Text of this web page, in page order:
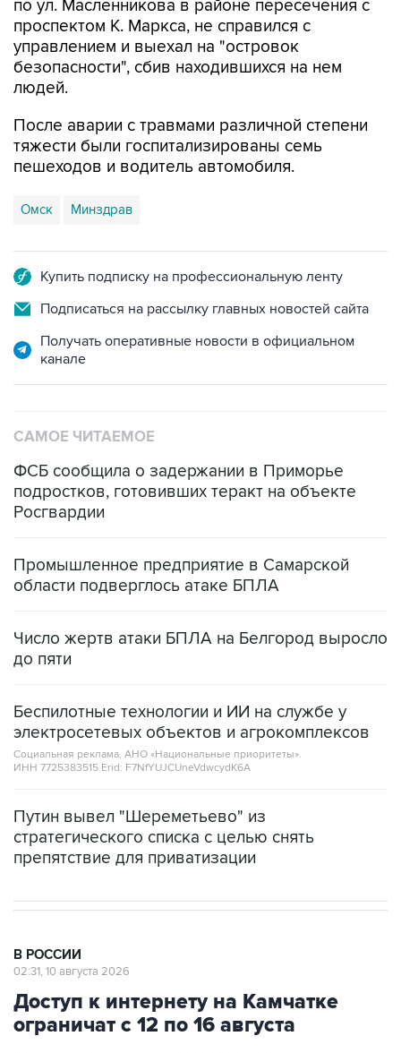
по ул. Масленникова в районе пересечения с
проспектом К. Маркса, не справился с
управлением и выехал на "островок
безопасности", сбив находившихся на нем
людей.
После аварии с травмами различной степени
тяжести были госпитализированы семь
пешеходов и водитель автомобиля.
Омск Минздрав
Купить подписку на профессиональную ленту
Подписаться на рассылку главных новостей сайта
Получать оперативные новости в официальном
канале
САМОЕ ЧИТАЕМОЕ
ФСБ сообщила о задержании в Приморье
подростков, готовивших теракт на объекте
Росгвардии
Промышленное предприятие в Самарской
области подверглось атаке БПЛА
Число жертв атаки БПЛА на Белгород выросло
до пяти
Беспилотные технологии и ИИ на службе у
электросетевых объектов и агрокомплексов
Социальная реклама, АНО «Национальные приоритеты».
ИНН 7725383515 Erid: F7NfYUJCUneVdwcydK6A
Путин вывел "Шереметьево" из
стратегического списка с целью снять
препятствие для приватизации
В РОССИИ
02:31, 10 августа 2026
Доступ к интернету на Камчатке
ограничат с 12 по 16 августа